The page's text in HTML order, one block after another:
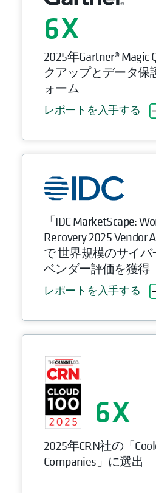
6
2025年Gartner® Magic
クアップとデータ保
ォーム
レポートを入手する
「IDC MarketScape:
Recovery 2025 Vendor
で 世界規模のサイバ
ベンダー評価を獲得
レポートを入手する
6
2025年CRN社の「
Companies」に選出